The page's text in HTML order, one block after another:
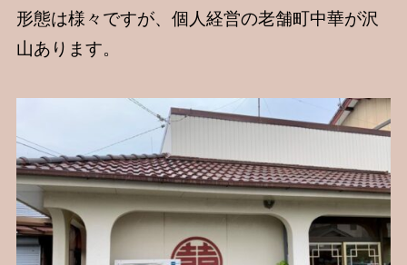
形態は様々ですが、個人経営の老舗町中華が沢
山あります。